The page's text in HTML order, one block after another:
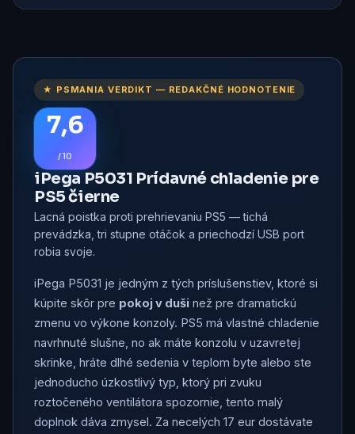
★ PSMANIA VERDIKT — REDAKČNÉ HODNOTENIE
7,6
/ 10
iPega P5031 Prídavné chladenie pre
PS5 čierne
Lacná poistka proti prehrievaniu PS5 — tichá
prevádzka, tri stupne otáčok a priechodzí USB port
robia svoje.
iPega P5031 je jedným z tých príslušenstiev, ktoré si
kúpite skôr pre pokoj v duši než pre dramatickú
zmenu vo výkone konzoly. PS5 má vlastné chladenie
navrhnuté slušne, no ak máte konzolu v uzavretej
skrinke, hráte dlhé sedenia v teplom byte alebo ste
jednoducho úzkostlivý typ, ktorý pri zvuku
roztočeného ventilátora spozornie, tento malý
doplnok dáva zmysel. Za necelých 17 eur dostávate